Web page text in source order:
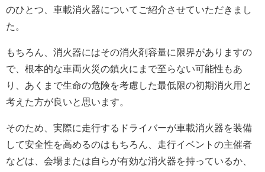
のひとつ、車載消火器についてご紹介させていただきまし
た。
もちろん、消火器にはその消火剤容量に限界がありますの
で、根本的な車両火災の鎮火にまで至らない可能性もあ
り、あくまで生命の危険を考慮した最低限の初期消火用と
考えた方が良いと思います。
そのため、実際に走行するドライバーが車載消火器を装備
して安全性を高めるのはもちろん、走行イベントの主催者
などは、会場または自らが有効な消火器を持っているか、